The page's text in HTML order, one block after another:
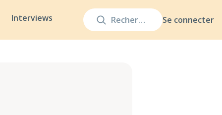
Se connecter
Interviews